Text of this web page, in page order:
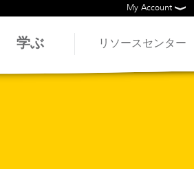
My Account
学ぶ リソースセンター